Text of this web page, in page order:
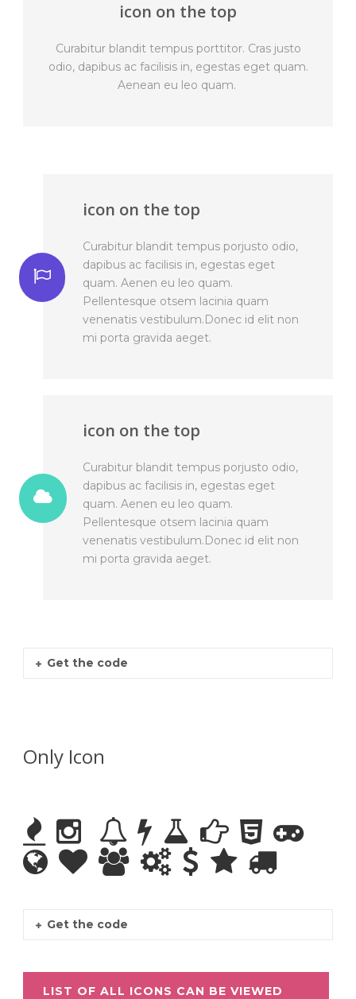
icon on the top
Curabitur blandit tempus porttitor. Cras justo
odio, dapibus ac facilisis in, egestas eget quam.
Aenean eu leo quam.
icon on the top
Curabitur blandit tempus porjusto odio,
dapibus ac facilisis in, egestas eget
quam. Aenen eu leo quam.
Pellentesque otsem lacinia quam
venenatis vestibulum.Donec id elit non
mi porta gravida aeget.
icon on the top
Curabitur blandit tempus porjusto odio,
dapibus ac facilisis in, egestas eget
quam. Aenen eu leo quam.
Pellentesque otsem lacinia quam
venenatis vestibulum.Donec id elit non
mi porta gravida aeget.
Get the code
Only Icon
Get the code
LIST OF ALL ICONS CAN BE VIEWED